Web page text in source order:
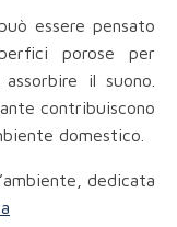
essere pensato
porose per
il suono.
contribuiscono
domestico.
dedicata